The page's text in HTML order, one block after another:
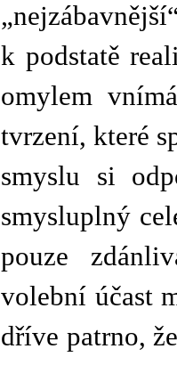
k podstatě
omylem
tvrzení, které
smyslu si
smysluplný
pouze
volební účast
dříve patrno,